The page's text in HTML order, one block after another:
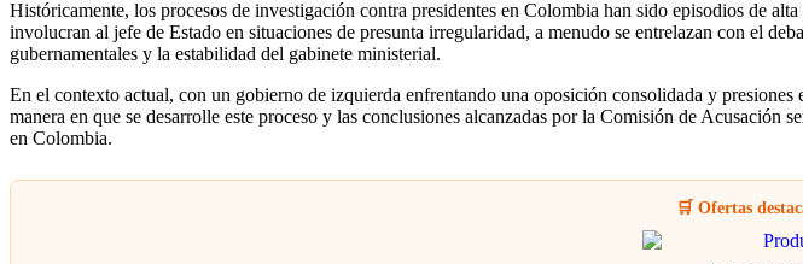
La anunciada adquisición de 17 aviones de combate Gripen de la empresa sueca Saab, valorada en
inversión histórica para renovar la flota de aeronaves de la Fuerza Aérea Colombiana. El propio
obsoletos, como los Kfir, algunos de ellos con más de 40 años de servicio.
Sin embargo, desde su anuncio, el proceso ha sido objeto de escrutinio público y críticas por parte de
económicos, generó interrogantes sobre la prioridad de esta inversión frente a otras necesidades.
finalmente escaló a una investigación formal en el Congreso.
Relevancia Institucional y Política en Colombia
Este caso no solo pone bajo la lupa una contratación militar de gran envergadura, sino que también